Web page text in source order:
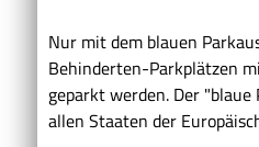
Nur mit dem blauen
Behinderten-Parkplätzen
geparkt werden. Der
allen Staaten der